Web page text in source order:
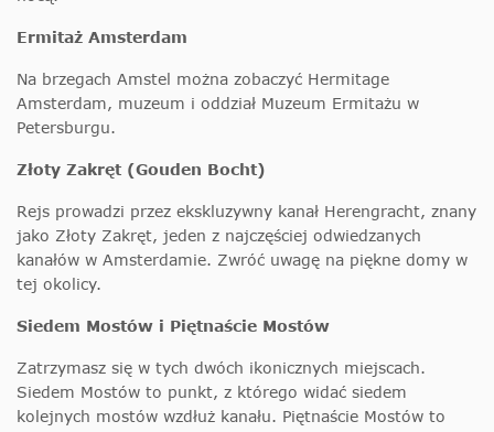
Ermitaż Amsterdam
Na brzegach Amstel można zobaczyć Hermitage
Amsterdam, muzeum i oddział Muzeum Ermitażu w
Petersburgu.
Złoty Zakręt (Gouden Bocht)
Rejs prowadzi przez ekskluzywny kanał Herengracht, znany
jako Złoty Zakręt, jeden z najczęściej odwiedzanych
kanałów w Amsterdamie. Zwróć uwagę na piękne domy w
tej okolicy.
Siedem Mostów i Piętnaście Mostów
Zatrzymasz się w tych dwóch ikonicznych miejscach.
Siedem Mostów to punkt, z którego widać siedem
kolejnych mostów wzdłuż kanału. Piętnaście Mostów to